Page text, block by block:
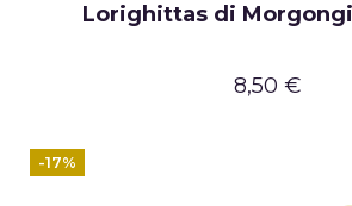
Lorighittas di
8,50 €
-17%